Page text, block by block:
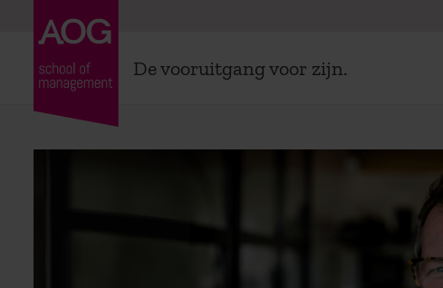
De vooruitgang voor zijn.